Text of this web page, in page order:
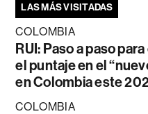
LAS MÁS VISITADAS
COLOMBIA
RUI: Paso a paso
el puntaje en el
en Colombia este
COLOMBIA